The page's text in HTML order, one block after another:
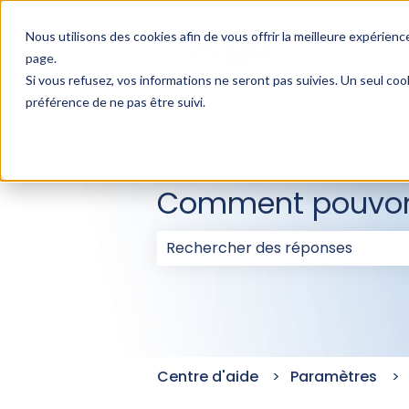
Nous utilisons des cookies afin de vous offrir la meilleure
page.
Si vous refusez, vos informations ne seront pas suivies. Un seul
préférence de ne pas être suivi.
Comment
Il n'y a aucune suggestion car
Centre d'aide Paramètres